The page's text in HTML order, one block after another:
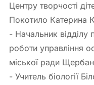
Центру творчості
Покотило Катерина
- Начальник відділу
роботи управління
міської ради
- Учитель біології